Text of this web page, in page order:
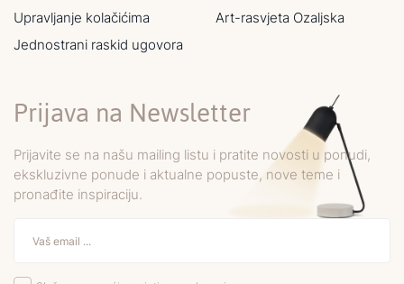
Upravljanje kolačićima
Jednostrani raskid ugovora
Art-rasvjeta Ozaljska
Prijava na Newsletter
Prijavite se na našu mailing listu i pratite novosti u ponudi,
ekskluzivne ponude i aktualne popuste, nove teme i
pronađite inspiraciju.